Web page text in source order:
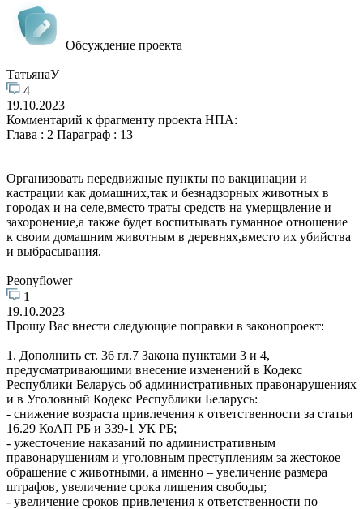
Обсуждение проекта
ТатьянаУ
4
19.10.2023
Комментарий к фрагменту проекта НПА:
Глава : 2 Параграф : 13
Организовать передвижные пункты по вакцинации и
кастрации как домашних,так и безнадзорных животных в
городах и на селе,вместо траты средств на умерщвление и
захоронение,а также будет воспитывать гуманное отношение
к своим домашним животным в деревнях,вместо их убийства
и выбрасывания.
Peonyflower
1
19.10.2023
Прошу Вас внести следующие поправки в законопроект:
1. Дополнить ст. 36 гл.7 Закона пунктами 3 и 4,
предусматривающими внесение изменений в Кодекс
Республики Беларусь об административных правонарушениях
и в Уголовный Кодекс Республики Беларусь:
- снижение возраста привлечения к ответственности за статьи
16.29 КоАП РБ и 339-1 УК РБ;
- ужесточение наказаний по административным
правонарушениям и уголовным преступлениям за жестокое
обращение с животными, а именно – увеличение размера
штрафов, увеличение срока лишения свободы;
- увеличение сроков привлечения к ответственности по